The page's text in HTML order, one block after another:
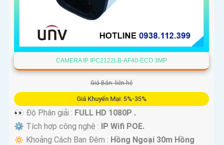
CAMERA IP IPC2122LB-AF40-ECO 3MP
Giá Bán: liên hệ
Giá Khuyến Mại: 5%-35%
️
👀 Độ Phân giải : FULL HD 1080P .
⚙ Tích hợp công nghệ : IP Wifi POE.
🔅 Khoảng Cách Ban Đêm : Hồng Ngoại 30m Hồng